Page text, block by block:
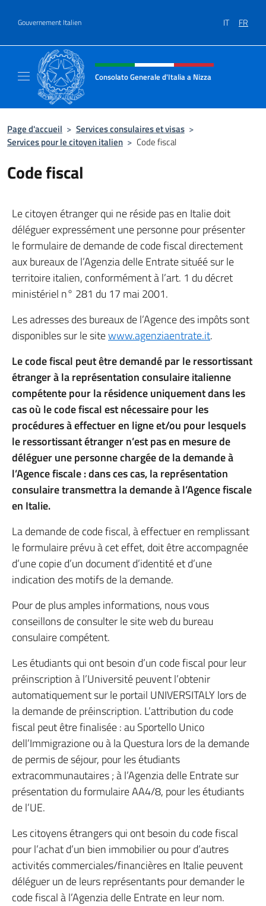
Gouvernement Italien IT FR
Site Web, social et en-tête de
Consolato Generale d'Italia a Nizza
Page d'accueil > Services consulaires et visas >
Services pour le citoyen italien > Code fiscal
Code fiscal
Le citoyen étranger qui ne réside pas en Italie doit
déléguer expressément une personne pour présenter
le formulaire de demande de code fiscal directement
aux bureaux de l’Agenzia delle Entrate situéé sur le
territoire italien, conformément à l’art. 1 du décret
ministériel n° 281 du 17 mai 2001.
Les adresses des bureaux de l’Agence des impôts sont
disponibles sur le sitewww.agenziaentrate.it.
Le code fiscal peut être demandé par le ressortissant
étranger à la représentation consulaire italienne
compétente pour la résidence uniquement dans les
cas où le code fiscal est nécessaire pour les
procédures à effectuer en ligne et/ou pour lesquels
le ressortissant étranger n’est pas en mesure de
déléguer une personne chargée de la demande à
l’Agence fiscale : dans ces cas, la représentation
consulaire transmettra la demande à l’Agence fiscale
en Italie.
La demande de code fiscal, à effectuer en remplissant
le formulaire prévu à cet effet, doit être accompagnée
d’une copie d’un document d’identité et d’une
indication des motifs de la demande.
Pour de plus amples informations, nous vous
conseillons de consulter le site web du bureau
consulaire compétent.
Les étudiants qui ont besoin d’un code fiscal pour leur
préinscription à l’Université peuvent l’obtenir
automatiquement sur le portail UNIVERSITALY lors de
la demande de préinscription. L’attribution du code
fiscal peut être finalisée : au Sportello Unico
dell’Immigrazione ou à la Questura lors de la demande
de permis de séjour, pour les étudiants
extracommunautaires ; à l’Agenzia delle Entrate sur
présentation du formulaire AA4/8, pour les étudiants
de l’UE.
Les citoyens étrangers qui ont besoin du code fiscal
pour l’achat d’un bien immobilier ou pour d’autres
activités commerciales/financières en Italie peuvent
déléguer un de leurs représentants pour demander le
code fiscal à l’Agenzia delle Entrate en leur nom.